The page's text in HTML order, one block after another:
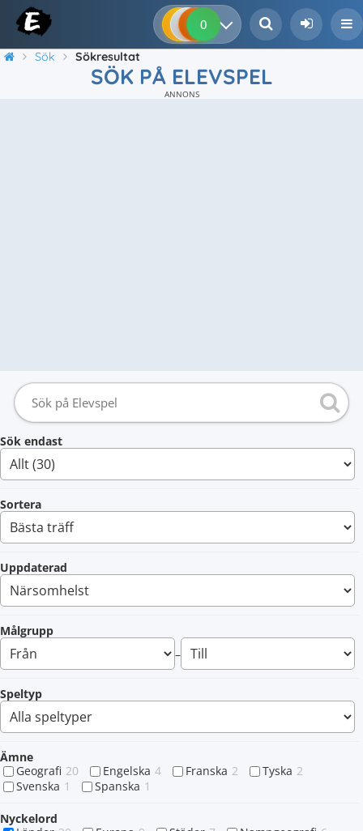
0 0 0
Sök Sökresultat
SÖK PÅ ELEVSPEL
ANNONS
Sök endast
Sortera
Uppdaterad
Målgrupp
–
Speltyp
Ämne
Geografi 20 Engelska 4 Franska 2 Tyska 2
Svenska 1 Spanska 1
Nyckelord